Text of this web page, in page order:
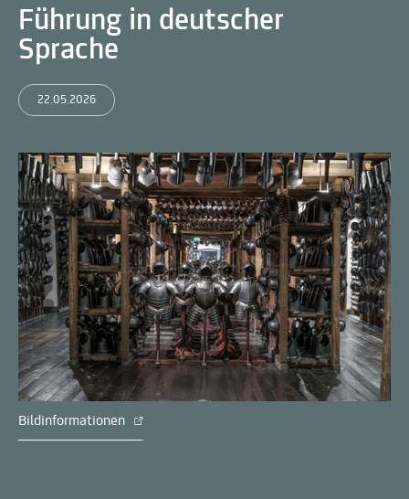
Führung in deutscher
Sprache
22.05.2026
Bildinformationen